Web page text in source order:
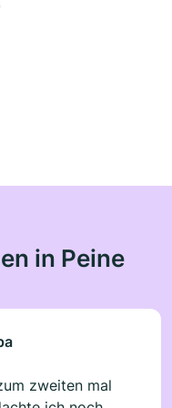
in Peine
zweiten mal